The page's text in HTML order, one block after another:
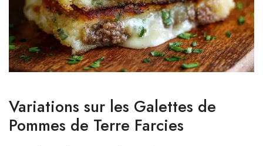
Variations sur les Galettes de
Pommes de Terre Farcies